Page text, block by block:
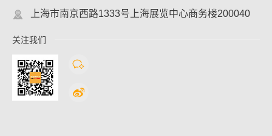
上海市南京西路1333号上海展览中心商务楼200040
关注我们